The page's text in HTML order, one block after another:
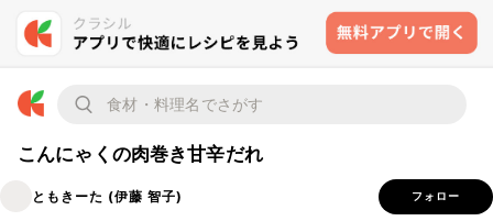
こんにゃくの肉巻き甘辛だれ
ともきーた (伊藤 智子) フォロー